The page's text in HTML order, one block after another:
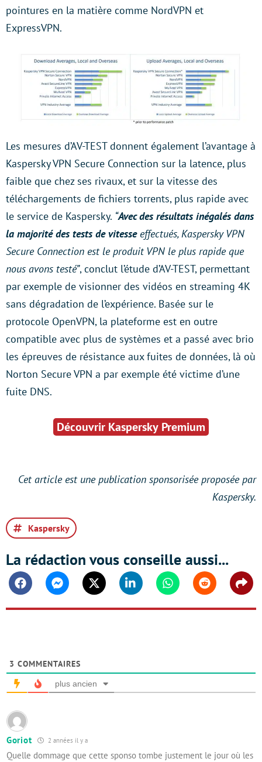
pointures en la matière comme NordVPN et
ExpressVPN.
Les mesures d’AV-TEST donnent également l’avantage à
Kaspersky VPN Secure Connection sur la latence, plus
faible que chez ses rivaux, et sur la vitesse des
téléchargements de fichiers torrents, plus rapide avec
le service de Kaspersky. “Avec des résultats inégalés dans
la majorité des tests de vitesseeffectués, Kaspersky VPN
Secure Connection est le produit VPN le plus rapide que
nous avons testé”, conclut l’étude d’AV-TEST, permettant
par exemple de visionner des vidéos en streaming 4K
sans dégradation de l’expérience. Basée sur le
protocole OpenVPN, la plateforme est en outre
compatible avec plus de systèmes et a passé avec brio
les épreuves de résistance aux fuites de données, là où
Norton Secure VPN a par exemple été victime d’une
fuite DNS.
Découvrir Kaspersky Premium
Cet article est une publication sponsorisée proposée par
Kaspersky.
Kaspersky
La rédaction vous conseille aussi...
FacebookMessengerTwitter Linkedin WhatsappReddit
3 COMMENTAIRES
plus ancien
Goriot 2 années il y a
Quelle dommage que cette sponso tombe justement le jour où les